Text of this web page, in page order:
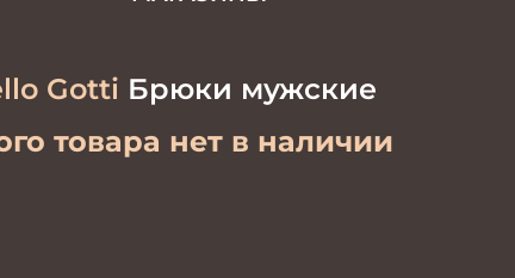
Gotti Брюки мужские
товара нет в наличии